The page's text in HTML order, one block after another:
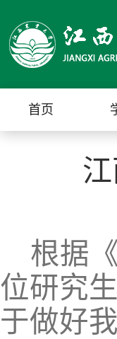
首页
根据
位研究
于做好